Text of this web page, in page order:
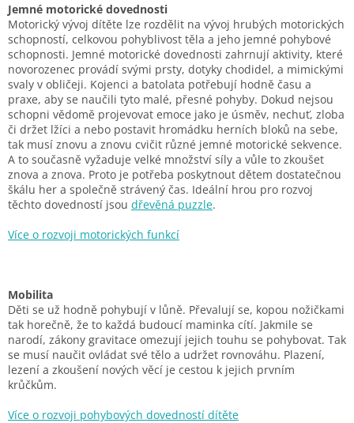
Jemné motorické dovednosti
Motorický vývoj dítěte lze rozdělit na vývoj hrubých motorických
schopností, celkovou pohyblivost těla a jeho jemné pohybové
schopnosti. Jemné motorické dovednosti zahrnují aktivity, které
novorozenec provádí svými prsty, dotyky chodidel, a mimickými
svaly v obličeji. Kojenci a batolata potřebují hodně času a
praxe, aby se naučili tyto malé, přesné pohyby. Dokud nejsou
schopni vědomě projevovat emoce jako je úsměv, nechuť, zloba
či držet lžíci a nebo postavit hromádku herních bloků na sebe,
tak musí znovu a znovu cvičit různé jemné motorické sekvence.
A to současně vyžaduje velké množství síly a vůle to zkoušet
znova a znova. Proto je potřeba poskytnout dětem dostatečnou
škálu her a společně strávený čas. Ideální hrou pro rozvoj
těchto dovedností jsou dřevěná puzzle.
Více o rozvoji motorických funkcí
Mobilita
Děti se už hodně pohybují v lůně. Převalují se, kopou nožičkami
tak horečně, že to každá budoucí maminka cítí. Jakmile se
narodí, zákony gravitace omezují jejich touhu se pohybovat. Tak
se musí naučit ovládat své tělo a udržet rovnováhu. Plazení,
lezení a zkoušení nových věcí je cestou k jejich prvním
krůčkům.
Více o rozvoji pohybových dovedností dítěte